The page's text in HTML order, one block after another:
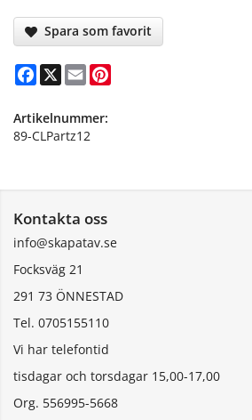
Spara som favorit
Facebook
X Email
Artikelnummer:
89-CLPartz12
Kontakta oss
info@skapatav.se
Focksväg 21
291 73 ÖNNESTAD
Tel. 0705155110
Vi har telefontid
tisdagar och torsdagar 15,00-17,00
Org. 556995-5668